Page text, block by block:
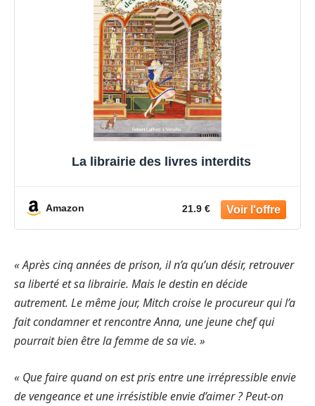
La librairie des livres interdits
Amazon 21.9 €
« Après cinq années de prison, il n’a qu’un désir, retrouver
sa liberté et sa librairie. Mais le destin en décide
autrement. Le même jour, Mitch croise le procureur qui l’a
fait condamner et rencontre Anna, une jeune chef qui
pourrait bien être la femme de sa vie. »
« Que faire quand on est pris entre une irrépressible envie
de vengeance et une irrésistible envie d’aimer ? Peut-on